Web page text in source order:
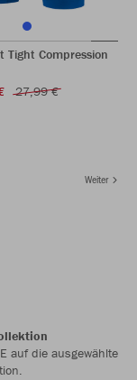
Tight Compression
27,99 €
Weiter
auf die ausgewählte